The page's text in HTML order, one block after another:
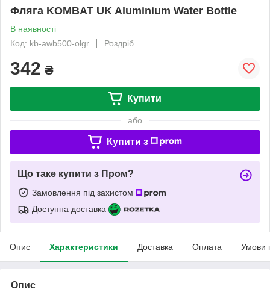
Фляга KOMBAT UK Aluminium Water Bottle
В наявності
Код: kb-awb500-olgr
Роздріб
342 ₴
Купити
або
Купити з
Що таке купити з Пром?
Замовлення під захистом
Доступна доставка
Опис Характеристики Доставка Оплата Умови
Опис